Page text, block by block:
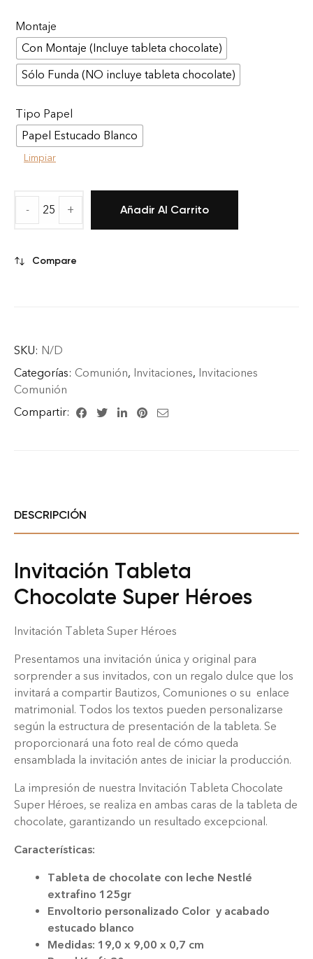
Montaje
Con Montaje (Incluye tableta chocolate)
Sólo Funda (NO incluye tableta chocolate)
Tipo Papel
Papel Estucado Blanco
Limpiar
- + Añadir Al Carrito
Compare
SKU: N/D
Categorías: Comunión, Invitaciones, Invitaciones
Comunión
Compartir:
DESCRIPCIÓN
Invitación Tableta
Chocolate Super Héroes
Invitación Tableta Super Héroes
Presentamos una invitación única y original para
sorprender a sus invitados, con un regalo dulce que los
invitará a compartir Bautizos, Comuniones o su enlace
matrimonial. Todos los textos pueden personalizarse
según la estructura de presentación de la tableta. Se
proporcionará una foto real de cómo queda
ensamblada la invitación antes de iniciar la producción.
La impresión de nuestra Invitación Tableta Chocolate
Super Héroes, se realiza en ambas caras de la tableta de
chocolate, garantizando un resultado excepcional.
Características:
Tableta de chocolate con leche Nestlé
extrafino 125gr
Envoltorio personalizado Color y acabado
estucado blanco
Medidas: 19,0 x 9,00 x 0,7 cm